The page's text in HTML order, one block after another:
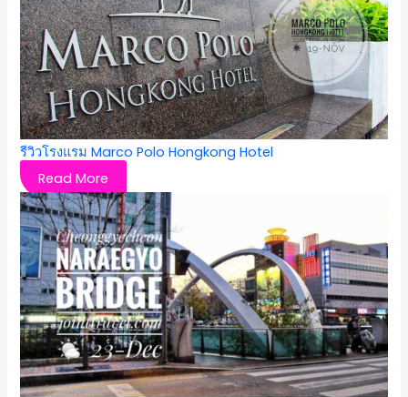
รีวิวโรงแรม Marco Polo Hongkong Hotel
Read More